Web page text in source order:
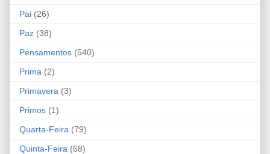
Pai (26)
Paz (38)
Pensamentos (540)
Prima (2)
Primavera (3)
Primos (1)
Quarta-Feira (79)
Quinta-Feira (68)